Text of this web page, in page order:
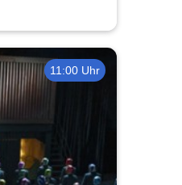
11:00 Uhr